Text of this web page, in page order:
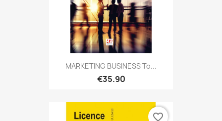
MARKETING BUSINESS To...
€35.90
favorite_border